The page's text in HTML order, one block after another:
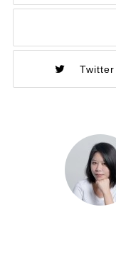
Twitter